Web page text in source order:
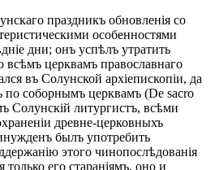
праздникъ обновленія со
особенностями
дни; онъ успѣлъ утратить
церквамъ православнаго
въ Солунской архіепископіи, да
по соборнымъ церквамъ (De sacro
Солунскій литургистъ, всѣми
древне-церковныхъ
былъ употребить
этого чинопослѣдованія
его стараніямъ, оно и